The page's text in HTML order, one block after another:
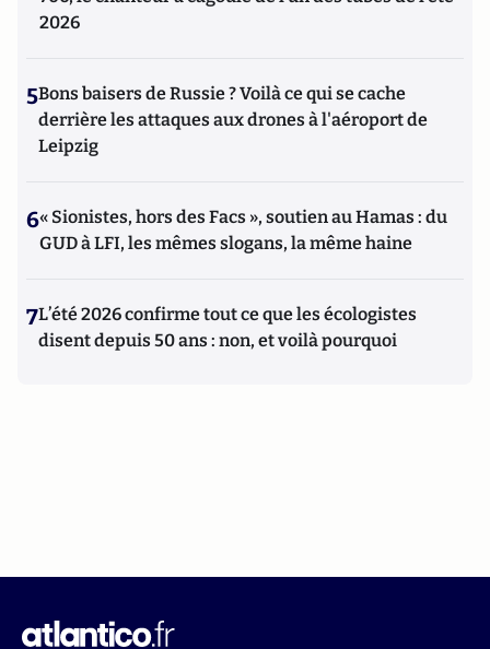
2026
5Bons baisers de Russie ? Voilà ce qui se cache
derrière les attaques aux drones à l'aéroport de
Leipzig
6« Sionistes, hors des Facs », soutien au Hamas : du
GUD à LFI, les mêmes slogans, la même haine
7L’été 2026 confirme tout ce que les écologistes
disent depuis 50 ans : non, et voilà pourquoi